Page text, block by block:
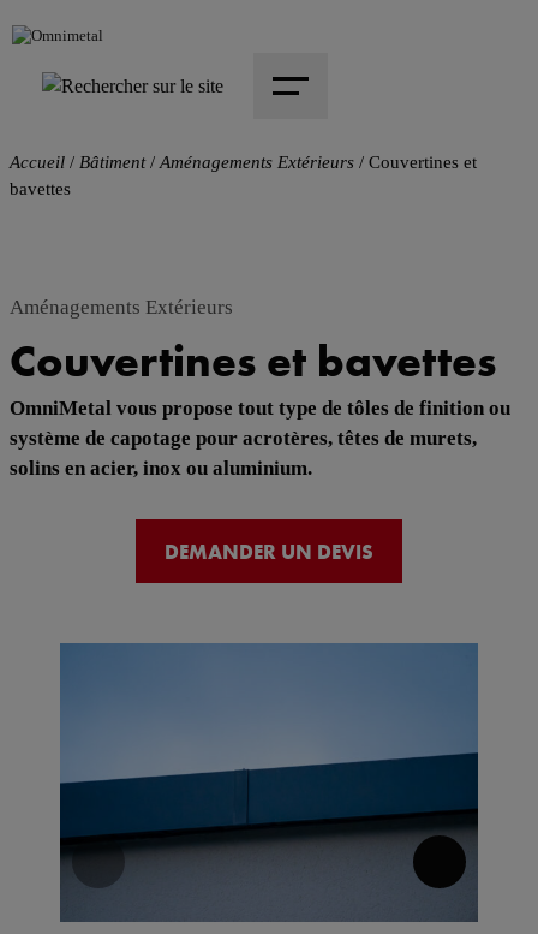
Accueil / Bâtiment/Aménagements Extérieurs/ Couvertines et
bavettes
Aménagements Extérieurs
Couvertines et bavettes
OmniMetal vous propose tout type de tôles de finition ou
système de capotage pour acrotères, têtes de murets,
solins en acier, inox ou aluminium.
DEMANDER UN DEVIS